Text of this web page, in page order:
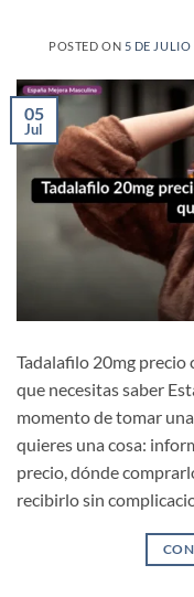
POSTED ON 5 DE JULIO
05
Jul
Tadalafilo 20mg precio
que necesitas saber
momento de tomar
quieres una cosa:
precio, dónde
recibirlo sin